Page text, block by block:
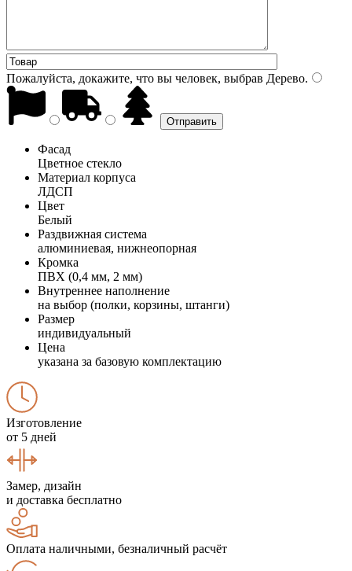
Пожалуйста, докажите, что вы человек, выбрав Дерево.
Фасад
Цветное стекло
Материал корпуса
ЛДСП
Цвет
Белый
Раздвижная система
алюминиевая, нижнеопорная
Кромка
ПВХ (0,4 мм, 2 мм)
Внутреннее наполнение
на выбор (полки, корзины, штанги)
Размер
индивидуальный
Цена
указана за базовую комплектацию
Изготовление
от 5 дней
Замер, дизайн
и доставка бесплатно
Оплата наличными, безналичный расчёт